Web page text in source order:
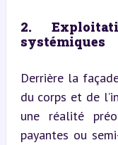
2.
systémiques
Derrière la
du corps et de
une réalité
payantes ou